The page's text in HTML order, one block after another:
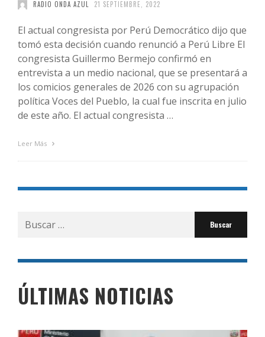
RADIO ONDA AZUL 21 SEPTIEMBRE, 2022
El actual congresista por Perú Democrático dijo que
tomó esta decisión cuando renunció a Perú Libre El
congresista Guillermo Bermejo confirmó en
entrevista a un medio nacional, que se presentará a
los comicios generales de 2026 con su agrupación
política Voces del Pueblo, la cual fue inscrita en julio
de este año. El actual congresista …
Leer Más
Buscar
por:
ÚLTIMAS NOTICIAS